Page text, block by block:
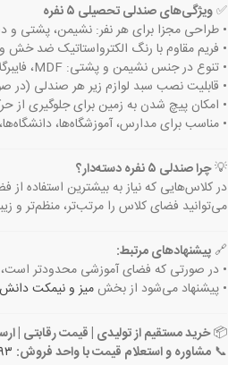
✅ویژگی‌های صندلی تحصیلی ۵ نفره
• طراحی مجزا برای هر نفر: نشیمن، پشتی و
• فریم مقاوم با رنگ الکترواستاتیک ضد
• تنوع در جنس نشیمن و پشتی: MDF، فایبرگلاس، روکش‌دار، یا مبله
• قابلیت نصب سبد لوازم زیر هر صندلی (در
• امکان پیچ شدن به زمین برای جلوگیری از
• مناسب برای مدارس، آموزشگاه‌ها،
💡چرا صندلی ۵ نفره دسته‌دار؟
در کلاس‌هایی که نیاز به بیشترین استفاده
می‌توانید فضای کلاس را مرتب‌تر، منظم‌تر و
🔗 پیشنهادهای مرتبط:
• در صورتی که فضای آموزشی محدودتر
• پیشنهاد می‌شود از بخش میز و نیمکت
📦خرید مستقیم از تولیدی | قیمت رقابتی |
📞 مشاوره و استعلام قیمت با واحد فروش: